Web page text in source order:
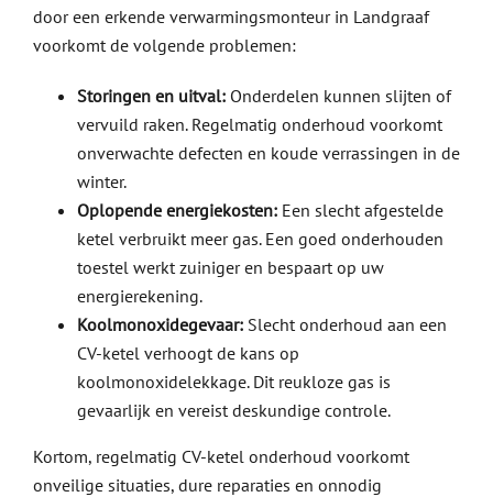
door een erkende verwarmingsmonteur in Landgraaf
voorkomt de volgende problemen:
Storingen en uitval:Onderdelen kunnen slijten of
vervuild raken. Regelmatig onderhoud voorkomt
onverwachte defecten en koude verrassingen in de
winter.
Oplopende energiekosten:Een slecht afgestelde
ketel verbruikt meer gas. Een goed onderhouden
toestel werkt zuiniger en bespaart op uw
energierekening.
Koolmonoxidegevaar:Slecht onderhoud aan een
CV-ketel verhoogt de kans op
koolmonoxidelekkage. Dit reukloze gas is
gevaarlijk en vereist deskundige controle.
Kortom, regelmatig CV-ketel onderhoud voorkomt
onveilige situaties, dure reparaties en onnodig